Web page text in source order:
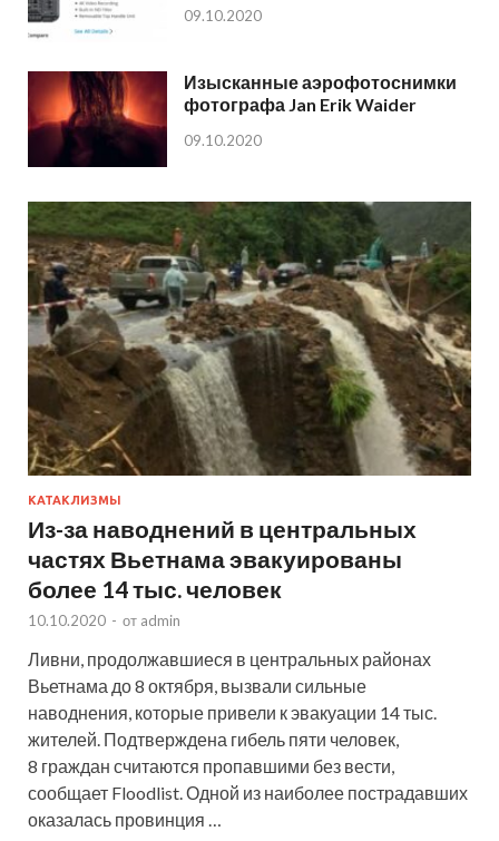
09.10.2020
Изысканные аэрофотоснимки
фотографа Jan Erik Waider
09.10.2020
КАТАКЛИЗМЫ
Из-за наводнений в центральных
частях Вьетнама эвакуированы
более 14 тыс. человек
10.10.2020 - от admin
Ливни, продолжавшиеся в центральных районах
Вьетнама до 8 октября, вызвали сильные
наводнения, которые привели к эвакуации 14 тыс.
жителей. Подтверждена гибель пяти человек,
8 граждан считаются пропавшими без вести,
сообщает Floodlist. Одной из наиболее пострадавших
оказалась провинция …